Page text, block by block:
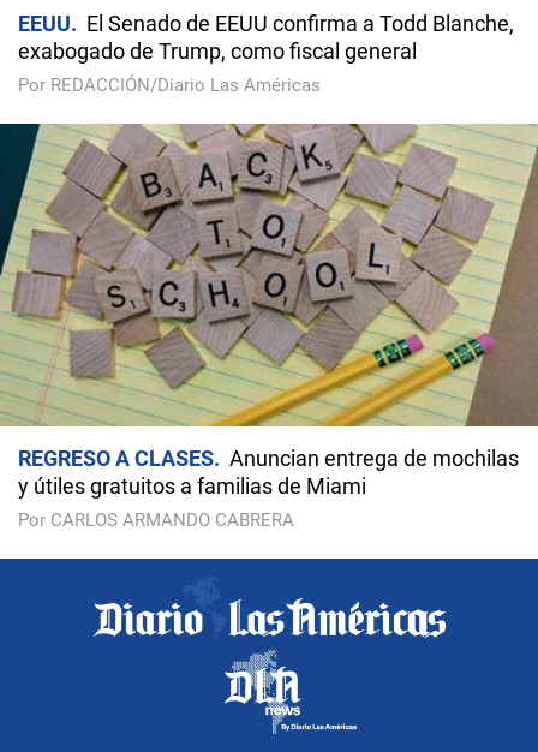
EEUU
El Senado de EEUU confirma a Todd Blanche,
exabogado de Trump, como fiscal general
Por REDACCIÓN/Diario Las Américas
REGRESO A CLASES
Anuncian entrega de mochilas
y útiles gratuitos a familias de Miami
Por CARLOS ARMANDO CABRERA